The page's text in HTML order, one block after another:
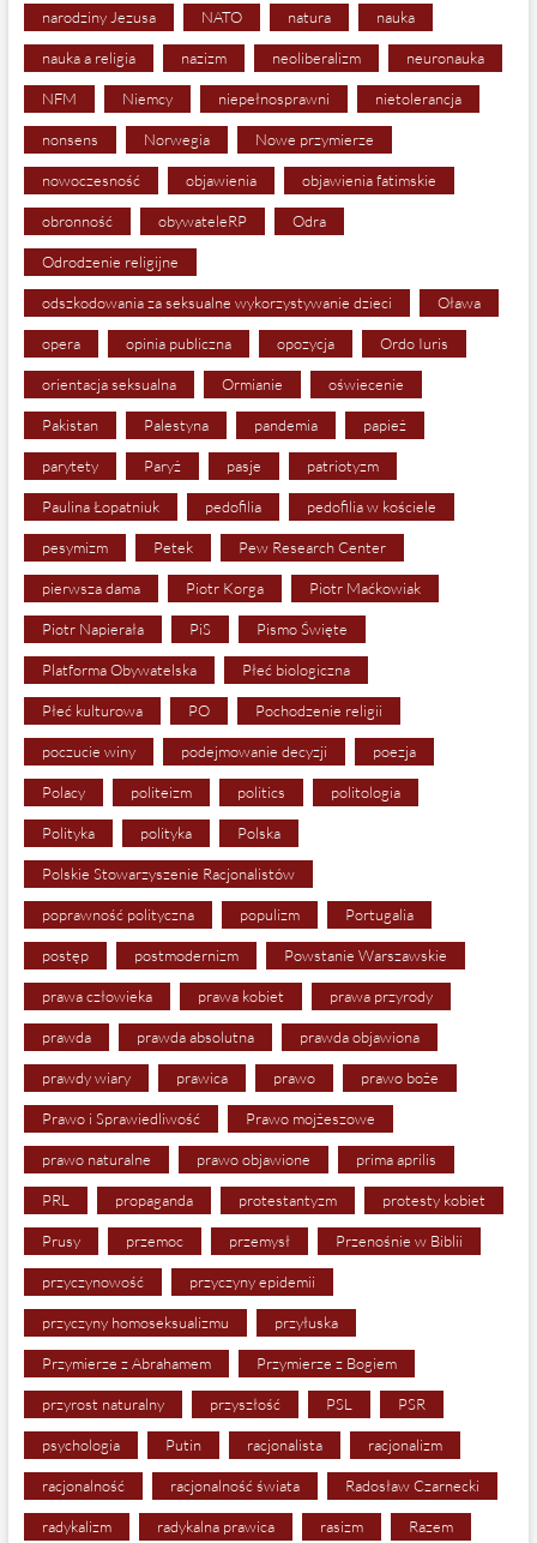
narodziny Jezusa NATO natura nauka
nauka a religia nazizm neoliberalizm neuronauka
NFM Niemcy niepełnosprawni nietolerancja
nonsens Norwegia Nowe przymierze
nowoczesność objawienia objawienia fatimskie
obronność obywateleRP Odra
Odrodzenie religijne
odszkodowania za seksualne wykorzystywanie dzieci Oława
opera opinia publiczna opozycja Ordo Iuris
orientacja seksualna Ormianie oświecenie
Pakistan Palestyna pandemia papież
parytety Paryż pasje patriotyzm
Paulina Łopatniuk pedofilia pedofilia w kościele
pesymizm Petek Pew Research Center
pierwsza dama Piotr Korga Piotr Maćkowiak
Piotr Napierała PiS Pismo Święte
Platforma Obywatelska Płeć biologiczna
Płeć kulturowa PO Pochodzenie religii
poczucie winy podejmowanie decyzji poezja
Polacy politeizm politics politologia
Polityka polityka Polska
Polskie Stowarzyszenie Racjonalistów
poprawność polityczna populizm Portugalia
postęp postmodernizm Powstanie Warszawskie
prawa człowieka prawa kobiet prawa przyrody
prawda prawda absolutna prawda objawiona
prawdy wiary prawica prawo prawo boże
Prawo i Sprawiedliwość Prawo mojżeszowe
prawo naturalne prawo objawione prima aprilis
PRL propaganda protestantyzm protesty kobiet
Prusy przemoc przemysł Przenośnie w Biblii
przyczynowość przyczyny epidemii
przyczyny homoseksualizmu przyłuska
Przymierze z Abrahamem Przymierze z Bogiem
przyrost naturalny przyszłość PSL PSR
psychologia Putin racjonalista racjonalizm
racjonalność racjonalność świata Radosław Czarnecki
radykalizm radykalna prawica rasizm Razem